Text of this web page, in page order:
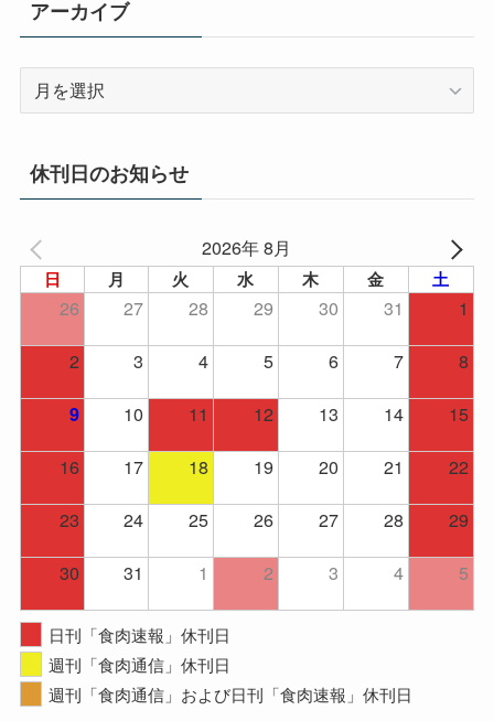
アーカイブ
イ
ブ
休刊日のお知らせ
2026年 8月
日 月 火 水 木 金 土
26 27 28 29 30 31
1
2
3 4 5 6 7 8
9 10 11 12 13 14
15
16
17 18 19 20 21
22
23
24 25 26 27 28
29
30
31 1 2 3 4 5
日刊「食肉速報」休刊日
週刊「食肉通信」休刊日
週刊「食肉通信」および日刊「食肉速報」休刊日